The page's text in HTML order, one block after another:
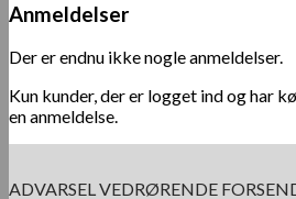
Anmeldelser
Der er endnu ikke nogle anmeldelser.
Kun kunder, der er logget ind og har
en anmeldelse.
ADVARSEL VEDRØRENDE